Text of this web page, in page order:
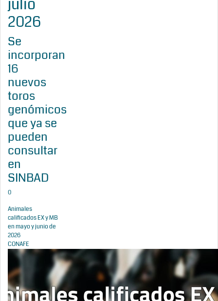
julio
2026
Se
incorporan
16
nuevos
toros
genómicos
que ya se
pueden
consultar
en
SINBAD
0
Animales
calificados EX y MB
en mayo y junio de
2026
CONAFE